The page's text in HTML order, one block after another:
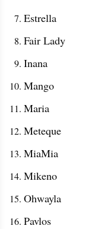
Estrella
Fair Lady
Inana
Mango
Maria
Meteque
MiaMia
Mikeno
Ohwayla
Pavlos